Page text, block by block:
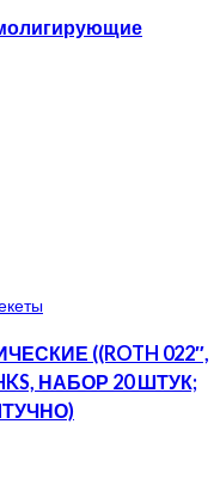
((ROTH 022″,
НАБОР 20 ШТУК;